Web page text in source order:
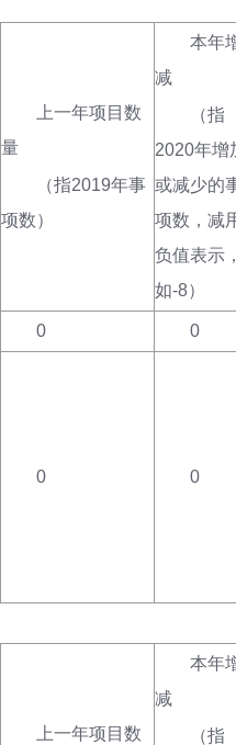
上一年项目数
量
（指2019年事
项数）
本年
减
（指
2020年增
或减少的
项数，减
负值表示
如-8）
0 0
0 0
上一年项目数
本年
减
（指